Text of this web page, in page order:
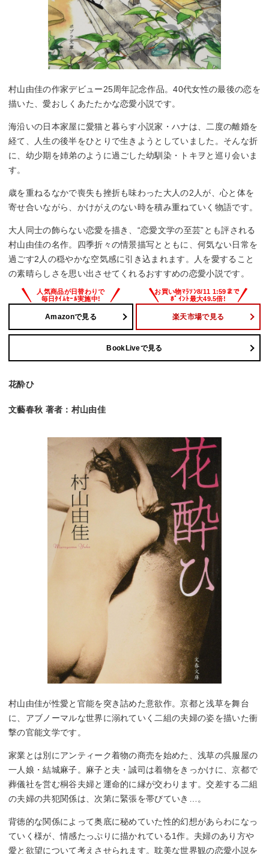
村山由佳の作家デビュー25周年記念作品。40代女性の最後の恋を
描いた、愛おしくあたたかな恋愛小説です。
海沿いの日本家屋に愛猫と暮らす小説家・ハナは、二度の離婚を
経て、人生の後半をひとりで生きようとしていました。そんな折
に、幼少期を姉弟のように過ごした幼馴染・トキヲと巡り会いま
す。
歳を重ねるなかで喪失も挫折も味わった大人の2人が、心と体を
寄せ合いながら、かけがえのない時を積み重ねていく物語です。
大人同士の飾らない恋愛を描き、“恋愛文学の至芸”とも評される
村山由佳の名作。四季折々の情景描写とともに、何気ない日常を
過ごす2人の穏やかな空気感に引き込まれます。人を愛すること
の素晴らしさを思い出させてくれるおすすめの恋愛小説です。
Amazonで見る 楽天市場で見る
BookLiveで見る
花酔ひ
文藝春秋 著者：村山由佳
村山由佳が性愛と官能を突き詰めた意欲作。京都と浅草を舞台
に、アブノーマルな世界に溺れていく二組の夫婦の姿を描いた衝
撃の官能文学です。
家業とは別にアンティーク着物の商売を始めた、浅草の呉服屋の
一人娘・結城麻子。麻子と夫・誠司は着物をきっかけに、京都で
葬儀社を営む桐谷夫婦と運命的に縁が交わります。交差する二組
の夫婦の共犯関係は、次第に緊張を帯びていき…。
背徳的な関係によって奥底に秘めていた性的幻想があらわになっ
ていく様が、情感たっぷりに描かれている1作。夫婦のあり方や
愛と欲望について考えさせられます。耽美な世界観の恋愛小説を